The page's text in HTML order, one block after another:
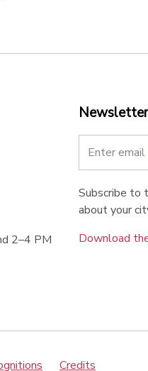
2–4 PM
Newsletter
Subscribe to
about your
Download
Credits